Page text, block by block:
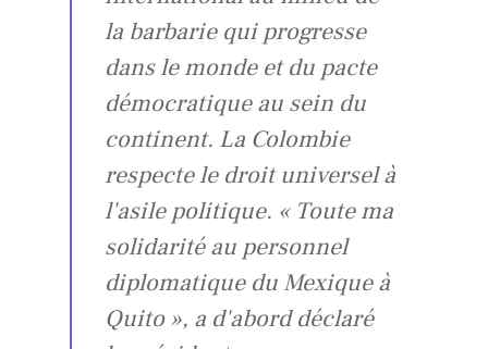
la barbarie qui progresse
dans le monde et du pacte
démocratique au sein du
continent. La Colombie
respecte le droit universel à
l'asile politique. « Toute ma
solidarité au personnel
diplomatique du Mexique à
Quito », a d'abord déclaré